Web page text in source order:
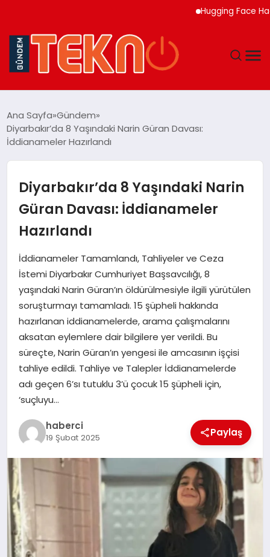
Hugging Face
GÜNDEM
EĞITIM
EKONOMI
MAGAZIN
SAĞLIK
SIYASET
SPOR
YAŞAM
Ana Sayfa Gündem
Diyarbakır’da 8 Yaşındaki Narin Güran Davası:
İddianameler Hazırlandı
Diyarbakır’da 8 Yaşındaki Narin
Güran Davası: İddianameler
Hazırlandı
İddianameler Tamamlandı, Tahliyeler ve Ceza
İstemi Diyarbakır Cumhuriyet Başsavcılığı, 8
yaşındaki Narin Güran’ın öldürülmesiyle ilgili yürütülen
soruşturmayı tamamladı. 15 şüpheli hakkında
hazırlanan iddianamelerde, arama çalışmalarını
aksatan eylemlere dair bilgilere yer verildi. Bu
süreçte, Narin Güran’ın yengesi ile amcasının işçisi
tahliye edildi. Tahliye ve Talepler İddianamelerde
adı geçen 6’sı tutuklu 3’ü çocuk 15 şüpheli için,
‘suçluyu…
haberci
19 Şubat 2025 Paylaş